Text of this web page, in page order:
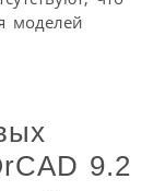
моделей
9.2